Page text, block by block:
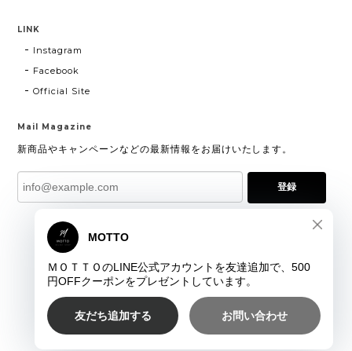
LINK
Instagram
Facebook
Official Site
Mail Magazine
新商品やキャンペーンなどの最新情報をお届けいたします。
登録